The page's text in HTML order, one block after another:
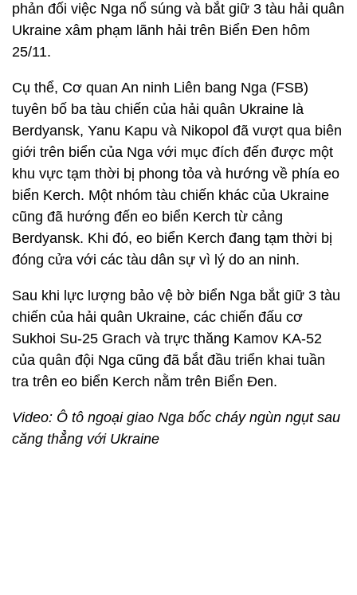
phản đối việc Nga nổ súng và bắt giữ 3 tàu hải quân
Ukraine xâm phạm lãnh hải trên Biển Đen hôm
25/11.
Cụ thể, Cơ quan An ninh Liên bang Nga (FSB)
tuyên bố ba tàu chiến của hải quân Ukraine là
Berdyansk, Yanu Kapu và Nikopol đã vượt qua biên
giới trên biển của Nga với mục đích đến được một
khu vực tạm thời bị phong tỏa và hướng về phía eo
biển Kerch. Một nhóm tàu chiến khác của Ukraine
cũng đã hướng đến eo biển Kerch từ cảng
Berdyansk. Khi đó, eo biển Kerch đang tạm thời bị
đóng cửa với các tàu dân sự vì lý do an ninh.
Sau khi lực lượng bảo vệ bờ biển Nga bắt giữ 3 tàu
chiến của hải quân Ukraine, các chiến đấu cơ
Sukhoi Su-25 Grach và trực thăng Kamov KA-52
của quân đội Nga cũng đã bắt đầu triển khai tuần
tra trên eo biển Kerch nằm trên Biển Đen.
Video: Ô tô ngoại giao Nga bốc cháy ngùn ngụt sau
căng thẳng với Ukraine